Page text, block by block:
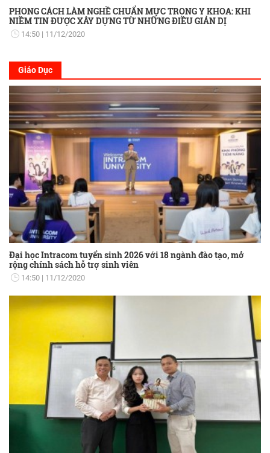
PHONG CÁCH LÀM NGHỀ CHUẨN MỰC TRONG Y KHOA: KHI
NIỀM TIN ĐƯỢC XÂY DỰNG TỪ NHỮNG ĐIỀU GIẢN DỊ
14:50 11/12/2020
Giáo Dục
Đại học Intracom tuyển sinh 2026 với 18 ngành đào tạo, mở
rộng chính sách hỗ trợ sinh viên
14:50 11/12/2020